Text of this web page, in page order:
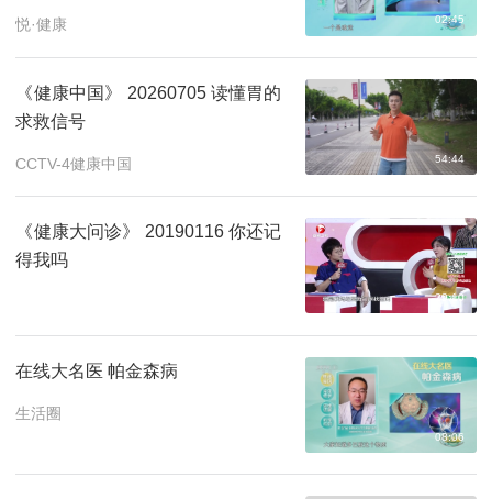
悦·健康 02:45
《健康中国》 20260705 读懂胃的
求救信号
CCTV-4健康中国 54:44
《健康大问诊》 20190116 你还记
得我吗
29:10
在线大名医 帕金森病
生活圈
08:06